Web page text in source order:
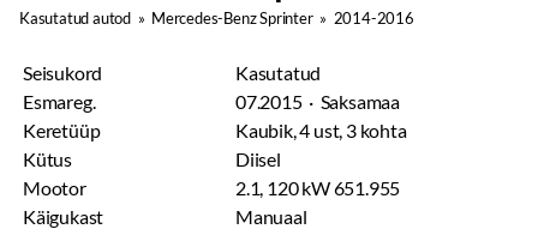
Kasutatud autod » Mercedes-Benz Sprinter» 2014-2016
Seisukord
Kasutatud
Esmareg.
07.2015 · Saksamaa
Keretüüp
Kaubik, 4 ust, 3 kohta
Kütus
Diisel
Mootor
2.1, 120 kW 651.955
Käigukast
Manuaal